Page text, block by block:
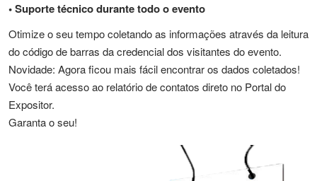
• Suporte técnico durante todo o evento
Otimize o seu tempo coletando as informações através da leitura
do código de barras da credencial dos visitantes do evento.
Novidade: Agora ficou mais fácil encontrar os dados coletados!
Você terá acesso ao relatório de contatos direto no Portal do
Expositor.
Garanta o seu!